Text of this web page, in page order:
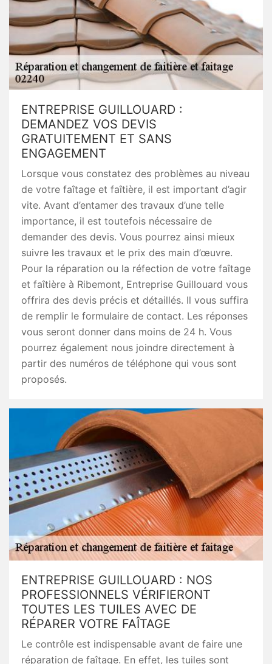
ENTREPRISE GUILLOUARD :
DEMANDEZ VOS DEVIS
GRATUITEMENT ET SANS
ENGAGEMENT
Lorsque vous constatez des problèmes au niveau
de votre faîtage et faîtière, il est important d’agir
vite. Avant d’entamer des travaux d’une telle
importance, il est toutefois nécessaire de
demander des devis. Vous pourrez ainsi mieux
suivre les travaux et le prix des main d’œuvre.
Pour la réparation ou la réfection de votre faîtage
et faîtière à Ribemont, Entreprise Guillouard vous
offrira des devis précis et détaillés. Il vous suffira
de remplir le formulaire de contact. Les réponses
vous seront donner dans moins de 24 h. Vous
pourrez également nous joindre directement à
partir des numéros de téléphone qui vous sont
proposés.
ENTREPRISE GUILLOUARD : NOS
PROFESSIONNELS VÉRIFIERONT
TOUTES LES TUILES AVEC DE
RÉPARER VOTRE FAÎTAGE
Le contrôle est indispensable avant de faire une
réparation de faîtage. En effet, les tuiles sont